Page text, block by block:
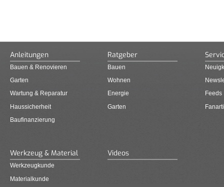
Anleitungen
Bauen & Renovieren
Garten
Wartung & Reparatur
Haussicherheit
Baufinanzierung
Ratgeber
Bauen
Wohnen
Energie
Garten
Feeds
Werkzeug & Material
Werkzeugkunde
Materialkunde
Videos